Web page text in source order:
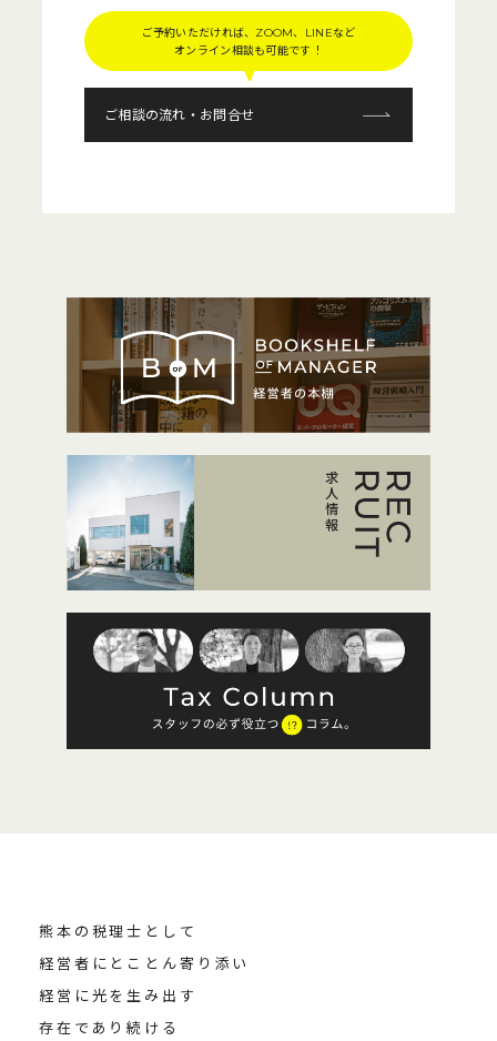
ご予約いただければ、ZOOM、LINEなど
オンライン相談も可能です！
ご相談の流れ・お問合せ
熊本の税理士として
経営者にとことん寄り添い
経営に光を生み出す
存在であり続ける